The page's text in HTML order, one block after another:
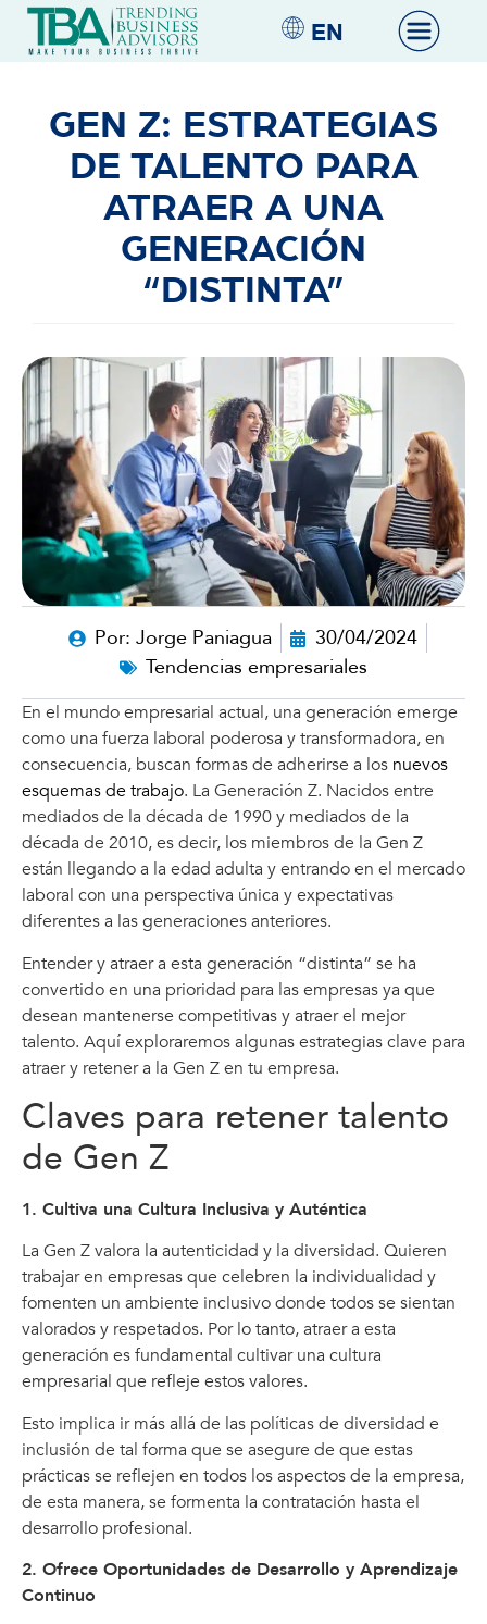
EN
GEN Z: ESTRATEGIAS
DE TALENTO PARA
ATRAER A UNA
GENERACIÓN
“DISTINTA”
Por: Jorge Paniagua
30/04/2024
Tendencias empresariales
En el mundo empresarial actual, una generación emerge
como una fuerza laboral poderosa y transformadora, en
consecuencia, buscan formas de adherirse a los nuevos
esquemas de trabajo. La Generación Z. Nacidos entre
mediados de la década de 1990 y mediados de la
década de 2010, es decir, los miembros de la Gen Z
están llegando a la edad adulta y entrando en el mercado
laboral con una perspectiva única y expectativas
diferentes a las generaciones anteriores.
Entender y atraer a esta generación “distinta” se ha
convertido en una prioridad para las empresas ya que
desean mantenerse competitivas y atraer el mejor
talento. Aquí exploraremos algunas estrategias clave para
atraer y retener a la Gen Z en tu empresa.
Claves para retener talento
de Gen Z
1. Cultiva una Cultura Inclusiva y Auténtica
La Gen Z valora la autenticidad y la diversidad. Quieren
trabajar en empresas que celebren la individualidad y
fomenten un ambiente inclusivo donde todos se sientan
valorados y respetados. Por lo tanto, atraer a esta
generación es fundamental cultivar una cultura
empresarial que refleje estos valores.
Esto implica ir más allá de las políticas de diversidad e
inclusión de tal forma que se asegure de que estas
prácticas se reflejen en todos los aspectos de la empresa,
de esta manera, se formenta la contratación hasta el
desarrollo profesional.
2. Ofrece Oportunidades de Desarrollo y Aprendizaje
Continuo